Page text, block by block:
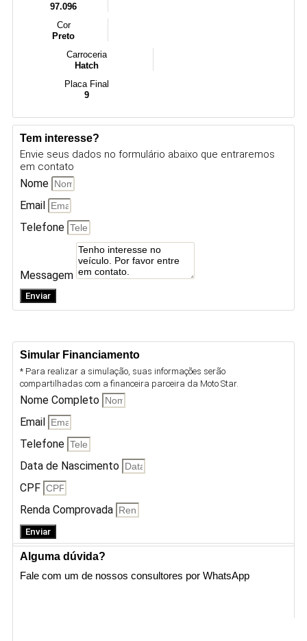
97.096
Cor
Preto
Carroceria
Hatch
Placa Final
9
Tem interesse?
Envie seus dados no formulário abaixo que entraremos
em contato
Nome
Email
Telefone
Messagem
Enviar
Simular Financiamento
* Para realizar a simulação, suas informações serão
compartilhadas com a financeira parceira da Moto Star.
Nome Completo
Email
Telefone
Data de Nascimento
CPF
Renda Comprovada
Enviar
Alguma dúvida?
Fale com um de nossos consultores por WhatsApp